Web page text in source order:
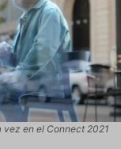
en el Connect 2021